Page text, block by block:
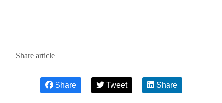
Share article
Share Tweet Share